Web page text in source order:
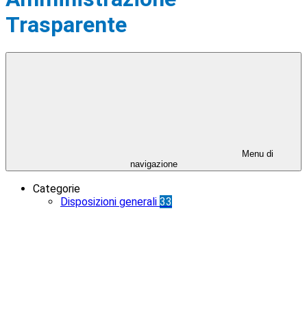
Trasparente
Menu di
navigazione
Categorie
Disposizioni generali 33